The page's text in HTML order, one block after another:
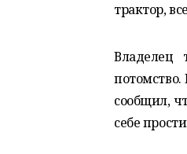
трактор,
Владелец
сообщил,
себе